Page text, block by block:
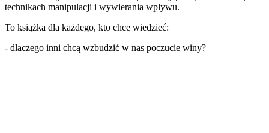
technikach manipulacji i wywierania wpływu.
To książka dla każdego, kto chce wiedzieć:
- dlaczego inni chcą wzbudzić w nas poczucie winy?